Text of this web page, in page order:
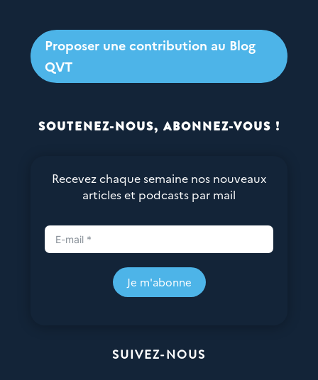
Proposer une contribution au Blog
QVT
SOUTENEZ-NOUS, ABONNEZ-VOUS !
Recevez chaque semaine nos nouveaux
articles et podcasts par mail
Je m'abonne
SUIVEZ-NOUS